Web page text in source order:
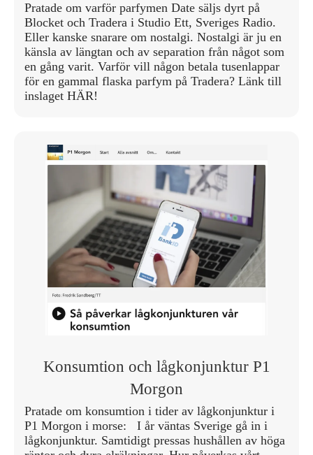
Pratade om varför parfymen Date säljs dyrt på
Blocket och Tradera i Studio Ett, Sveriges Radio.
Eller kanske snarare om nostalgi. Nostalgi är ju en
känsla av längtan och av separation från något som
en gång varit. Varför vill någon betala tusenlappar
för en gammal flaska parfym på Tradera? Länk till
inslaget HÄR!
Konsumtion och lågkonjunktur P1
Morgon
Pratade om konsumtion i tider av lågkonjunktur i
P1 Morgon i morse: I år väntas Sverige gå in i
lågkonjunktur. Samtidigt pressas hushållen av höga